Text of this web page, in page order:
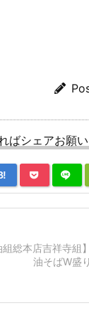
ばシェアお願
総本店吉祥寺組】
油そばW盛り